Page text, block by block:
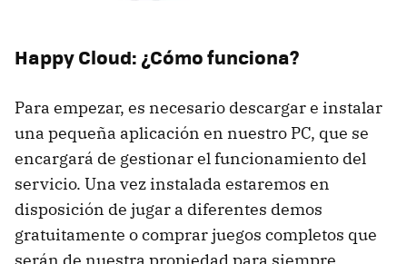
Happy Cloud: ¿Cómo funciona?
Para empezar, es necesario descargar e instalar
una pequeña aplicación en nuestro PC, que se
encargará de gestionar el funcionamiento del
servicio. Una vez instalada estaremos en
disposición de jugar a diferentes demos
gratuitamente o comprar juegos completos que
serán de nuestra propiedad para siempre.